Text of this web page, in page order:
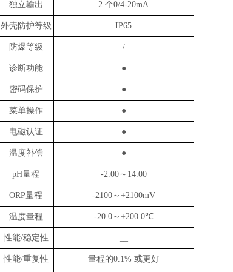
独立输出 2个0/4-20mA
外壳防护等级 IP65
防爆等级 /
诊断功能 ●
密码保护 ●
菜单操作 ●
电磁认证 ●
温度补偿 ●
pH量程 -2.00～ 14.00
ORP量程 -2100～ +2100mV
温度量程 -20.0～ +200.0℃
性能/稳定性
性能/重复性 量程的0.1% 或更好